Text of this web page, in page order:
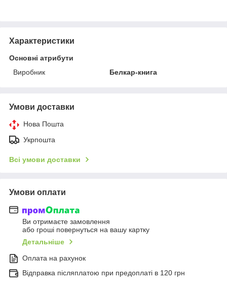
Характеристики
Основні атрибути
Виробник
Белкар-книга
Умови доставки
Нова Пошта
Укрпошта
Всі умови доставки
Умови оплати
Ви отримаєте замовлення
або гроші повернуться на вашу картку
Детальніше
Оплата на рахунок
Відправка післяплатою при предоплаті в 120 грн